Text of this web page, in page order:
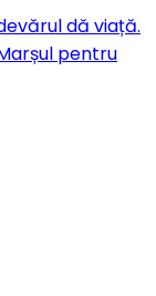
dă viață.
pentru